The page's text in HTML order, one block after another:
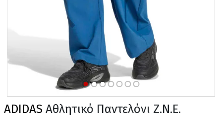
ADIDAS Αθλητικό Παντελόνι Z.N.E.